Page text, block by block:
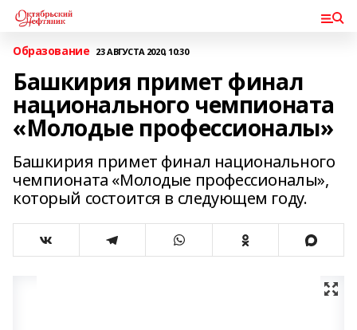
Образование 23 АВГУСТА 2020, 10:30
Башкирия примет финал
национального чемпионата
«Молодые профессионалы»
Башкирия примет финал национального
чемпионата «Молодые профессионалы»,
который состоится в следующем году.